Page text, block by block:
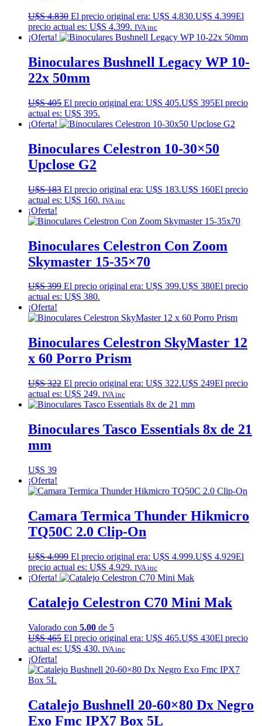
U$S4.830 El precio original era: U$S 4.830.U$S 4.399El
precio actual es: U$S 4.399. IVA inc
¡Oferta!
Binoculares Bushnell Legacy WP 10-
22x 50mm
U$S405 El precio original era: U$S 405.U$S 395El precio
actual es: U$S 395.
¡Oferta!
Binoculares Celestron 10-30×50
Upclose G2
U$S183 El precio original era: U$S 183.U$S 160El precio
actual es: U$S 160. IVA inc
¡Oferta!
Binoculares Celestron Con Zoom
Skymaster 15-35×70
U$S399 El precio original era: U$S 399.U$S 380El precio
actual es: U$S 380.
¡Oferta!
Binoculares Celestron SkyMaster 12
x 60 Porro Prism
U$S322 El precio original era: U$S 322.U$S 249El precio
actual es: U$S 249. IVA inc
Binoculares Tasco Essentials 8x de 21
mm
U$S 39
¡Oferta!
Camara Termica Thunder Hikmicro
TQ50C 2.0 Clip-On
U$S4.999 El precio original era: U$S 4.999.U$S 4.929El
precio actual es: U$S 4.929. IVA inc
¡Oferta!
Catalejo Celestron C70 Mini Mak
Valorado con 5.00 de 5
U$S465 El precio original era: U$S 465.U$S 430El precio
actual es: U$S 430. IVA inc
¡Oferta!
Catalejo Bushnell 20-60×80 Dx Negro
Exo Fmc IPX7 Box 5L